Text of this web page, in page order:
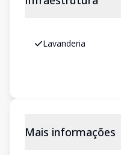
Lavanderia
Mais informações